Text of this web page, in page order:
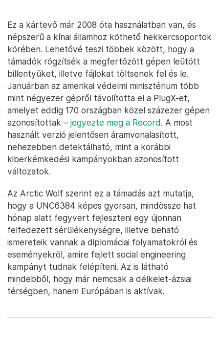
Ez a kártevő már 2008 óta használatban van, és
népszerű a kínai államhoz köthető hekkercsoportok
körében. Lehetővé teszi többek között, hogy a
támadók rögzítsék a megfertőzött gépen leütött
billentyűket, illetve fájlokat töltsenek fel és le.
Januárban az amerikai védelmi minisztérium több
mint négyezer gépről távolította el a PlugX-et,
amelyet eddig 170 országban közel százezer gépen
azonosítottak – jegyezte meg a Record. A most
használt verzió jelentősen áramvonalasított,
nehezebben detektálható, mint a korábbi
kiberkémkedési kampányokban azonosított
változatok.
Az Arctic Wolf szerint ez a támadás azt mutatja,
hogy a UNC6384 képes gyorsan, mindössze hat
hónap alatt fegyvert fejleszteni egy újonnan
felfedezett sérülékenységre, illetve beható
ismereteik vannak a diplomáciai folyamatokról és
eseményekről, amire fejlett social engineering
kampányt tudnak felépíteni. Az is látható
mindebből, hogy már nemcsak a délkelet-ázsiai
térségben, hanem Európában is aktívak.